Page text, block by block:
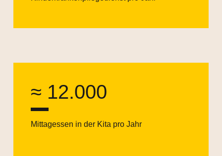
≈ 12.000
Mittagessen in der Kita pro Jahr